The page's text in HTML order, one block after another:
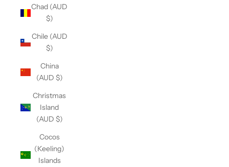
Chad (AUD
$)
Chile (AUD
$)
China
(AUD $)
Christmas
Island
(AUD $)
Cocos
(Keeling)
Islands